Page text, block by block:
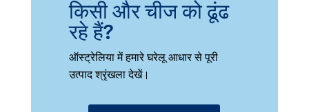
किसी और चीज को ढूंढ
रहे हैं?
ऑस्ट्रेलिया में हमारे घरेलू आधार से पूरी
उत्पाद श्रृंखला देखें।